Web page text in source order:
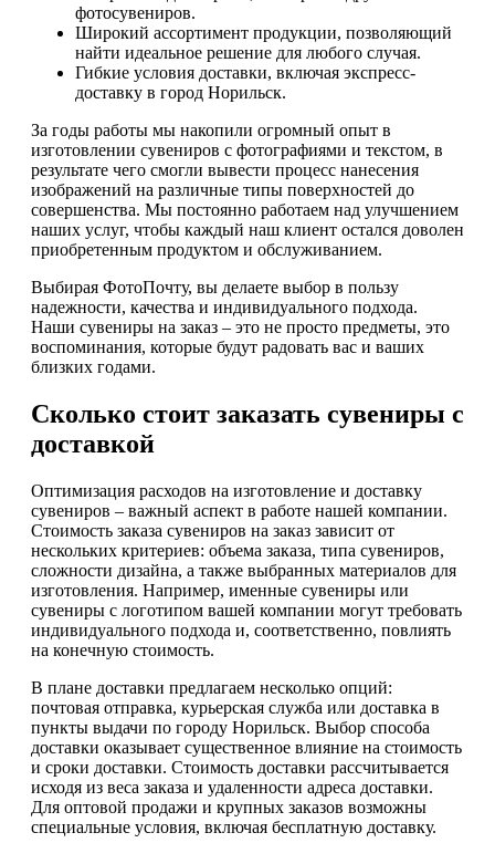
фотосувениров.
Широкий ассортимент продукции, позволяющий
найти идеальное решение для любого случая.
Гибкие условия доставки, включая экспресс-
доставку в город Норильск.
За годы работы мы накопили огромный опыт в
изготовлении сувениров с фотографиями и текстом, в
результате чего смогли вывести процесс нанесения
изображений на различные типы поверхностей до
совершенства. Мы постоянно работаем над улучшением
наших услуг, чтобы каждый наш клиент остался доволен
приобретенным продуктом и обслуживанием.
Выбирая ФотоПочту, вы делаете выбор в пользу
надежности, качества и индивидуального подхода.
Наши сувениры на заказ – это не просто предметы, это
воспоминания, которые будут радовать вас и ваших
близких годами.
Сколько стоит заказать сувениры с
доставкой
Оптимизация расходов на изготовление и доставку
сувениров – важный аспект в работе нашей компании.
Стоимость заказа сувениров на заказ зависит от
нескольких критериев: объема заказа, типа сувениров,
сложности дизайна, а также выбранных материалов для
изготовления. Например, именные сувениры или
сувениры с логотипом вашей компании могут требовать
индивидуального подхода и, соответственно, повлиять
на конечную стоимость.
В плане доставки предлагаем несколько опций:
почтовая отправка, курьерская служба или доставка в
пункты выдачи по городу Норильск. Выбор способа
доставки оказывает существенное влияние на стоимость
и сроки доставки. Стоимость доставки рассчитывается
исходя из веса заказа и удаленности адреса доставки.
Для оптовой продажи и крупных заказов возможны
специальные условия, включая бесплатную доставку.